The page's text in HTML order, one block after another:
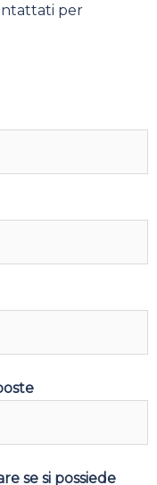
per
se si possiede